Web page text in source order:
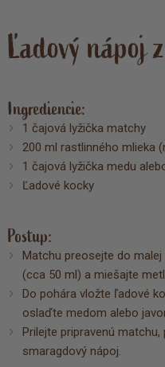
Ľadový nápoj
Ingrediencie:
1 čajová lyžička matchy
200 ml rastlinného mlieka
1 čajová lyžička medu
Ľadové kocky
Postup:
Matchu preosejte do
(cca 50 ml) a miešajte
Do pohára vložte ľadové
oslaďte medom alebo
Prilejte pripravenú
smaragdový nápoj.